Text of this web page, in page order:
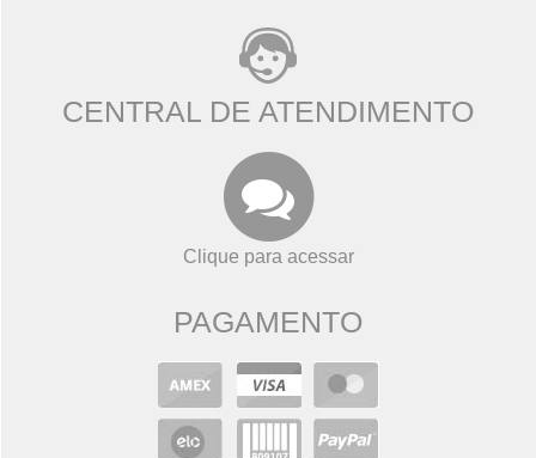
CENTRAL DE ATENDIMENTO
Clique para acessar
PAGAMENTO